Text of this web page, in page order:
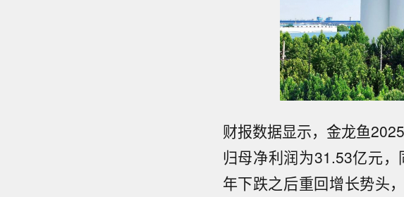
财报数据显示，金龙鱼
归母净利润为31.53亿元
年下跌之后重回增长势头